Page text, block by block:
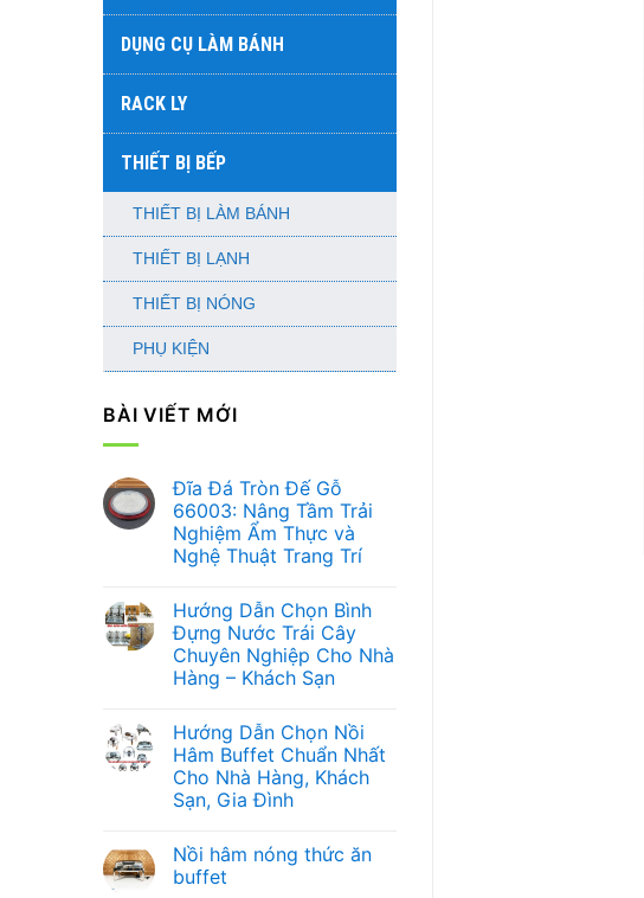
DỤNG CỤ LÀM BÁNH
RACK LY
THIẾT BỊ BẾP
THIẾT BỊ LÀM BÁNH
THIẾT BỊ LẠNH
THIẾT BỊ NÓNG
PHỤ KIỆN
BÀI VIẾT MỚI
Đĩa Đá Tròn Đế Gỗ
66003: Nâng Tầm Trải
Nghiệm Ẩm Thực và
Nghệ Thuật Trang Trí
bình
luận
ở
Đĩa
Đá
Tròn
66003:
Nâng
Tầm
Trải
Nghiệm
Ẩm
Nghệ
Thuật
Trang
Hướng Dẫn Chọn Bình
Đựng Nước Trái Cây
Chuyên Nghiệp Cho Nhà
Hàng – Khách Sạn
bình
luận
ở
Hướng
Dẫn
Chọn
Nước
Trái
Cây
Hướng Dẫn Chọn Nồi
Hâm Buffet Chuẩn Nhất
Cho Nhà Hàng, Khách
Sạn, Gia Đình
bình
luận
ở
Nồi hâm nóng thức ăn
buffet